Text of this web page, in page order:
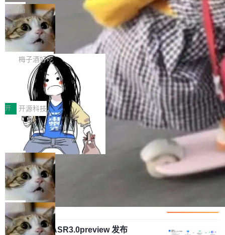
可控性和代码质量提出了更高要求。 首先是数据
安全与合规要求。对于大多数普通研发场景，公
有云模型能够满足快速试用和效率提升的需求。
但对于金融、能源、医疗等对数据安全要求较...
各业的Agent走向规模化建设，算力构成形态逐
渐丰富，用户关注的重点也在发生变化：不只是
让AI用起来，还要进一步看清混合算力时代下，
Token花在哪里、算力是否被充分利用，以及持
续增长的AI成本该如何优化。 深信服AI算力网关
正是围绕这些实际问题，从Token治理和成本治
理两个方面，让用户的每一份算力都看得清、管
得住、用得稳、省得下、更安全！ 一、从现在开
始，Token使用一目...
Bigtable 作者之一。TensorFlow 的作者之一。
Gemini 的架构师。Google 首席科学家。 Jeff D
ean 在 Google 工作了 27 年后，宣布离职。 他
不是一个人走。一同离开的还有 Sanjay Ghema
wat（Google 员工编号 23，Jeff Dean 二十多
年的编程搭档，MapReduce 和 Bigtable 的共同
作者）、Quoc Le（Google 大脑核心成员，Se
q2Seq 和 DocAI 的共同发明人）以及 Oriol Vin
yals（Gemini 联合负责人，AlphaSta...
局
🔥 SolonCode v2026.8.4 发布：界面
字体可调、22 种语言、记忆搜索增强
打开终端就能上岗的全中文编码智能体，这一轮
把「看得清、用母语、记得住」三件事一次补
齐。 SolonCode 是什么 SolonCode 是杭州无
耳科技研发的企业级终端编码智能体——一位全
中文驱动的数字员工，自主理解需求、规划步
骤、编写代码。不挑模型、不挑平台，curl 一行
装完即用。 开源地址：Gitee · GitCode · GitHu
b 安装 支持 Java 8+（8~26）、macOS / Linu
x / Windows / Harmony PC。 # macOS / Linu
x / Harmony PC curl -fsSL https://solon.noea
r.org/solon...
梅子酒好吃
让“代码语义理解”深度释放AI Coding
价值潜能：华为云码道（CodeArts）
代码仓技术解析
一、代码仓深度理解技术的作用与价值 在软件工
程实践中，代码仓是企业核心知识资产的主要载
体。企业级代码仓库通常包含数十万乃至数百万
个文件，其规模远超单次模型调用可承载的上下
文窗口。随着项目规模的持续扩张与代码历史的
不断累积，代码仓中的模块关系、接口契约、业
务逻辑等关键信息往往分散于数十乃至数百个文
件之中，形成高度复杂的知识关联网络。传统的
代码检索手段（如关键词匹配、目录遍历）仅能
在语法层面完成文本定位，难以触及代码的语义
内涵与结构关联，导致开发者使用代码智能体在
理解大规模代码仓时面临显著"代码仓理解"瓶
开 开源科技
一条“删库”命令跑 17 小时，算法工程
师删光 89TB 数据只为干私活
最高人民检察院8月4日公布了一起案件：北京一
名90后算法工程师王某，为了给自己接的私活腾
服务器空间，删光了公司AI游戏部门的全部核心
数据。 王某2024年1月入职东城区某科技公司AI
短剧部门，有互联网大厂背景。在公司内部架构
调整期间，部门三次通知全员将数据从A集群迁
移到B集群，王某都回复了"收到"。 他没有迁移
数据。2024年9月3日下午4点，他使用此前登录
局
Cloudflare 分享推理优化实践：KV ca
che 量化 + 权重压缩，吞吐量提升 4
1%，成本降 30%
Kimi 和 GLM 是当前最强的大模型系列之一，但
它们有一个共同的问题：太吃显存了。月之暗面
的 Kimi K 系列和智谱的 GLM 都是长上下文、M
oE 架构的大模型，好用到让人上瘾，但 GPU 显
局
腾讯混元 Hy ASR3.0preview 发布